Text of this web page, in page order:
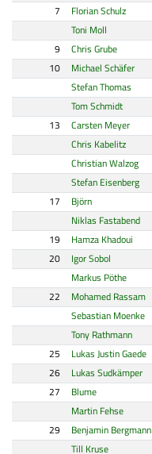
7
Florian Schulz
Toni Moll
9
Chris Grube
10
Michael Schäfer
Stefan Thomas
Tom Schmidt
13
Carsten Meyer
Chris Kabelitz
Christian Walzog
Stefan Eisenberg
17
Björn
Niklas Fastabend
19
Hamza Khadoui
20
Igor Sobol
Markus Pöthe
22
Mohamed Rassam
Sebastian Moenke
Tony Rathmann
25
Lukas Justin Gaede
26
Lukas Sudkämper
27
Blume
Martin Fehse
29
Benjamin Bergmann
Till Kruse